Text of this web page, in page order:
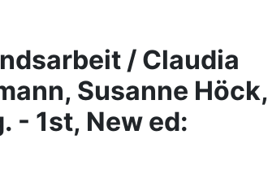
/ Claudia
Susanne Höck,
- 1st, New ed: